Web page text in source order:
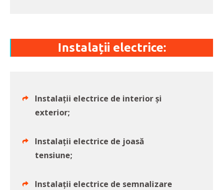
Instalații electrice:
Instalații electrice de interior și
exterior;
Instalații electrice de joasă
tensiune;
Instalații electrice de semnalizare